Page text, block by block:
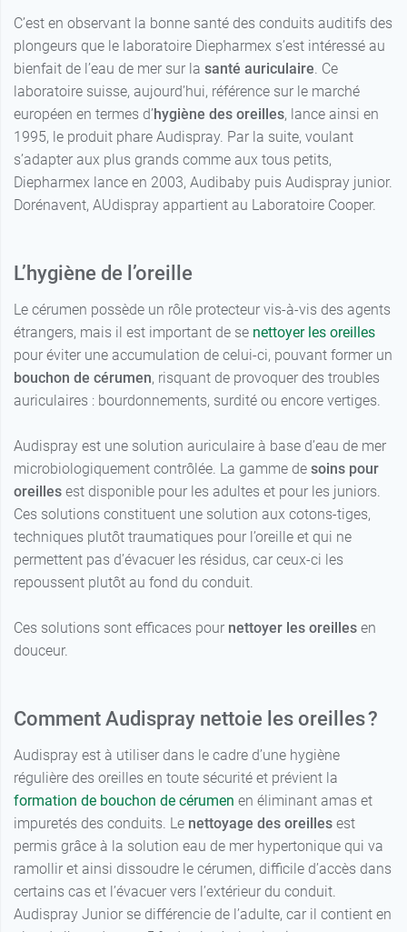
C’est en observant la bonne santé des conduits auditifs des
plongeurs que le laboratoire Diepharmex s’est intéressé au
bienfait de l’eau de mer sur la santé auriculaire. Ce
laboratoire suisse, aujourd’hui, référence sur le marché
européen en termes d’hygiène des oreilles, lance ainsi en
1995, le produit phare Audispray. Par la suite, voulant
s’adapter aux plus grands comme aux tous petits,
Diepharmex lance en 2003, Audibaby puis Audispray junior.
Dorénavent, AUdispray appartient au Laboratoire Cooper.
L’hygiène de l’oreille
Le cérumen possède un rôle protecteur vis-à-vis des agents
étrangers, mais il est important de se nettoyer les oreilles
pour éviter une accumulation de celui-ci, pouvant former un
bouchon de cérumen, risquant de provoquer des troubles
auriculaires : bourdonnements, surdité ou encore vertiges.
Audispray est une solution auriculaire à base d’eau de mer
microbiologiquement contrôlée. La gamme de soins pour
oreilles est disponible pour les adultes et pour les juniors.
Ces solutions constituent une solution aux cotons-tiges,
techniques plutôt traumatiques pour l’oreille et qui ne
permettent pas d’évacuer les résidus, car ceux-ci les
repoussent plutôt au fond du conduit.
Ces solutions sont efficaces pour nettoyer les oreilles en
douceur.
Comment Audispray nettoie les oreilles ?
Audispray est à utiliser dans le cadre d’une hygiène
régulière des oreilles en toute sécurité et prévient la
formation de bouchon de cérumen en éliminant amas et
impuretés des conduits. Le nettoyage des oreilles est
permis grâce à la solution eau de mer hypertonique qui va
ramollir et ainsi dissoudre le cérumen, difficile d’accès dans
certains cas et l’évacuer vers l’extérieur du conduit.
Audispray Junior se différencie de l’adulte, car il contient en